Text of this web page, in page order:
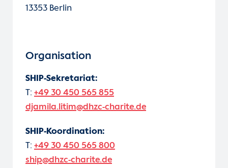
13353 Berlin
Organisation
SHIP-Sekretariat:
T: +49 30 450 565 855
djamila.litim@dhzc-charite.de
SHIP-Koordination:
T: +49 30 450 565 800
ship@dhzc-charite.de